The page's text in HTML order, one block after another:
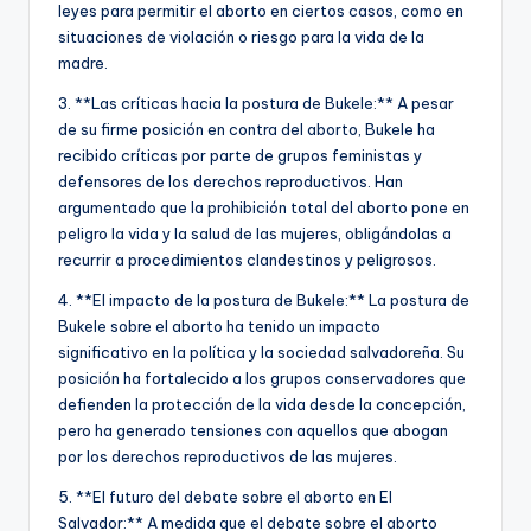
leyes para permitir el aborto en ciertos casos, como en
situaciones de violación o riesgo para la vida de la
madre.
3. **Las críticas hacia la postura de Bukele:** A pesar
de su firme posición en contra del aborto, Bukele ha
recibido críticas por parte de grupos feministas y
defensores de los derechos reproductivos. Han
argumentado que la prohibición total del aborto pone en
peligro la vida y la salud de las mujeres, obligándolas a
recurrir a procedimientos clandestinos y peligrosos.
4. **El impacto de la postura de Bukele:** La postura de
Bukele sobre el aborto ha tenido un impacto
significativo en la política y la sociedad salvadoreña. Su
posición ha fortalecido a los grupos conservadores que
defienden la protección de la vida desde la concepción,
pero ha generado tensiones con aquellos que abogan
por los derechos reproductivos de las mujeres.
5. **El futuro del debate sobre el aborto en El
Salvador:** A medida que el debate sobre el aborto